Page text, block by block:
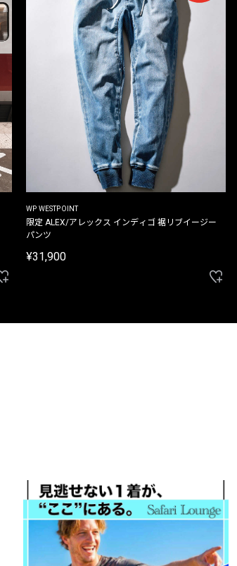
WP WESTPOINT
限定 ALEX/アレックス インディゴ 裾リブイージー
パンツ
¥31,900